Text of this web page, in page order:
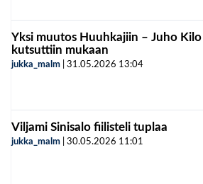
Yksi muutos Huuhkajiin – Juho Kilo
kutsuttiin mukaan
jukka_malm 31.05.2026 13:04
Viljami Sinisalo fiilisteli tuplaa
jukka_malm 30.05.2026 11:01